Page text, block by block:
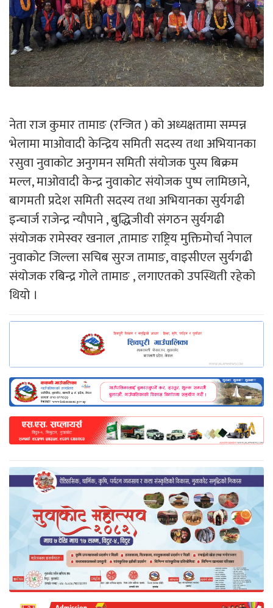
नेता राज कुमार तामाङ (रन्जित ) को अध्यक्षतामा सम्पन्न
भेलामा माओवादी केन्द्रिय समिती सदस्य तथा अभियानका
रसुवा नुवाकोट अनुगमन समिती संयोजक पुस्प बिक्रम
मल्ल, माओवादी केन्द्र नुवाकोट संयोजक पुष्प लामिछाने,
बागमती प्रदेश समिती सदस्य तथा अभियानका सुर्यगढी
इन्चार्ज राजेन्द्र न्यौपाने , बुद्धिजीवी संगठन सुर्यगढी
संयोजक रामेस्वर खनाल ,तामाङ राष्ट्रिय मुक्तिमोर्चा नेपाल
नुवाकोट जिल्ला सचिब सुरज तामाङ, वाइसीएल सुर्यगढी
संयोजक रबिन्द्र गोले तामाङ , लगाएतको उपस्थिती रहेको
थियो ।